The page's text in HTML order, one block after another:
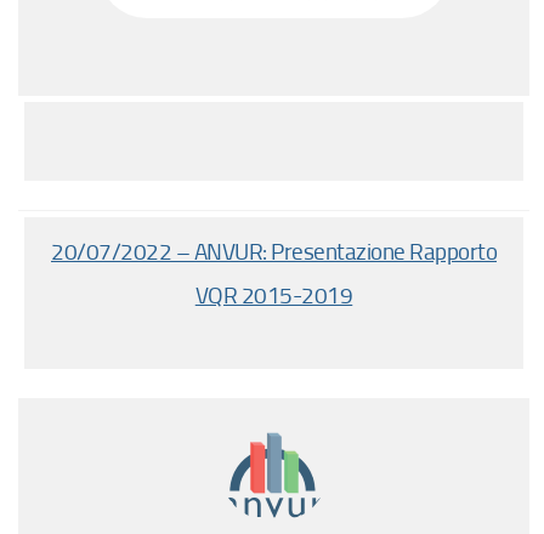
20/07/2022 – ANVUR: Presentazione Rapporto
VQR 2015-2019